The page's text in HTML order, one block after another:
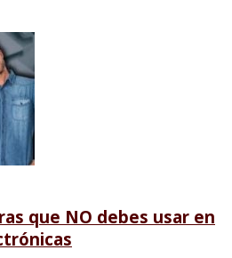
que NO debes usar en